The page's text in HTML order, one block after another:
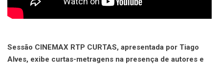
Sessão CINEMAX RTP CURTAS, apresentada por Tiago
Alves, exibe curtas-metragens na presença de autores e